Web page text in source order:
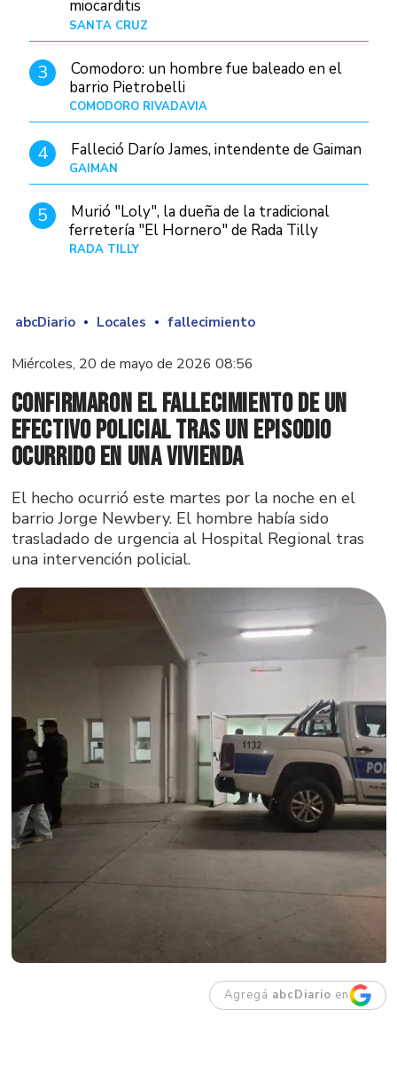
miocarditis
SANTA CRUZ
3
Comodoro: un hombre fue baleado en el
barrio Pietrobelli
COMODORO RIVADAVIA
4 Falleció Darío James, intendente de Gaiman
GAIMAN
5
Murió "Loly", la dueña de la tradicional
ferretería "El Hornero" de Rada Tilly
RADA TILLY
abcDiario Locales fallecimiento
Miércoles, 20 de mayo de 2026 08:56
Confirmaron el fallecimiento de un
efectivo policial tras un episodio
ocurrido en una vivienda
El hecho ocurrió este martes por la noche en el
barrio Jorge Newbery. El hombre había sido
trasladado de urgencia al Hospital Regional tras
una intervención policial.
Agregá abcDiario en